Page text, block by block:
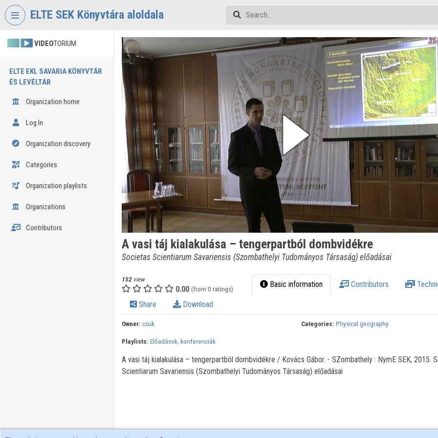
Skip header
ELTE SEK Könyvtára aloldala
VIDEOTORIUM
ELTE EKL SAVARIA KÖNYVTÁR
ÉS LEVÉLTÁR
Organization home
Log In
Organization discovery
Categories
Organization playlists
Organizations
Contributors
A vasi táj kialakulása – tengerpartból dombvidékre
Societas Scientiarum Savariensis (Szombathelyi Tudományos Társaság) előadásai
152view
0.00 (from 0 ratings) Basic information Contributors
Share Download
Owner: csuk Categories: Physical geography
Playlists: Előadások, konferenciák
A vasi táj kialakulása – tengerpartból dombvidékre / Kovács Gábor. - SZombathely : NymE SEK, 2015.
Scientiarum Savariensis (Szombathelyi Tudományos Társaság) előadásai